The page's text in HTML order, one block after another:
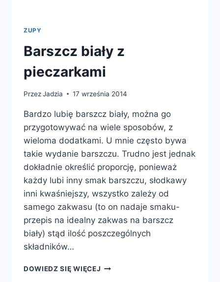
ZUPY
Barszcz biały z
pieczarkami
PrzezJadzia 17 września 2014
Bardzo lubię barszcz biały, można go
przygotowywać na wiele sposobów, z
wieloma dodatkami. U mnie często bywa
takie wydanie barszczu. Trudno jest jednak
dokładnie określić proporcję, ponieważ
każdy lubi inny smak barszczu, słodkawy
inni kwaśniejszy, wszystko zależy od
samego zakwasu (to on nadaje smaku-
przepis na idealny zakwas na barszcz
biały) stąd ilość poszczególnych
składników…
DOWIEDZ SIĘ WIĘCEJ BARSZCZ